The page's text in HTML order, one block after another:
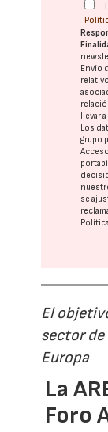
Envío
llevar
Los
grupo
se
El
sector
Europa
La
Foro